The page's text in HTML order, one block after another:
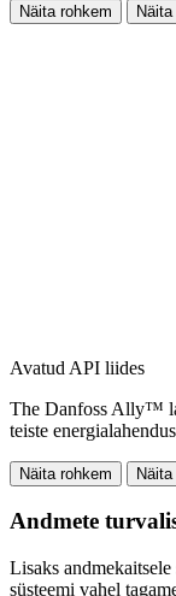
Näita rohkem
Avatud API liides
The Danfoss Ally™
teiste
Näita rohkem
Andmete
Lisaks
süsteemi vahel